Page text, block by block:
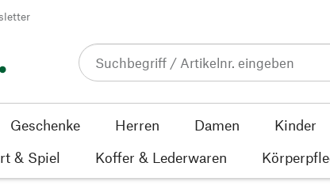
Geschenke Herren Damen Kinder
& Spiel
Koffer & Lederwaren